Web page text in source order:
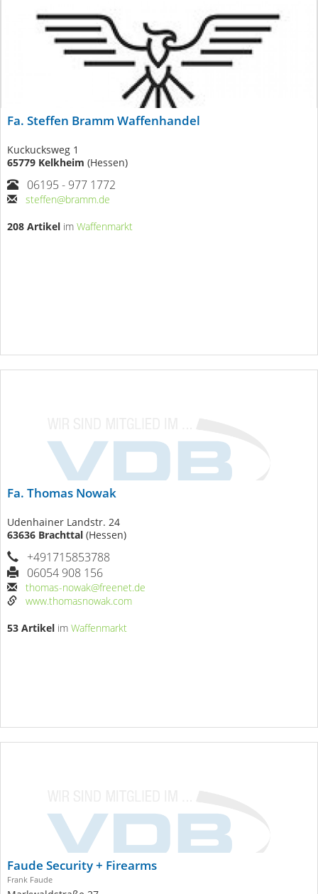
Fa. Steffen Bramm Waffenhandel
Kuckucksweg 1
65779 Kelkheim (Hessen)
06195 - 977 1772
steffen@bramm.de
208 Artikel im Waffenmarkt
Fa. Thomas Nowak
Udenhainer Landstr. 24
63636 Brachttal (Hessen)
+491715853788
06054 908 156
thomas-nowak@freenet.de
www.thomasnowak.com
53 Artikel im Waffenmarkt
Faude Security + Firearms
Frank Faude